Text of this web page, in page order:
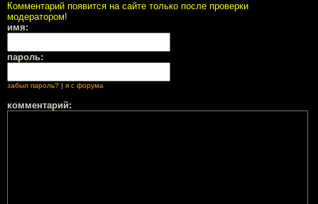
Комментарий появится на сайте только после проверки
модератором!
имя:
пароль:
забыл пароль? я с форума
комментарий: